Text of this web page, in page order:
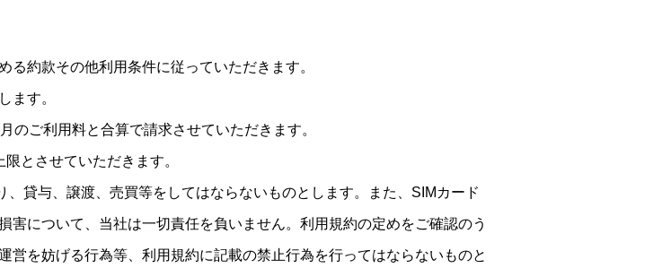
約款その他利用条件に従っていただきます。
ます。
のご利用料と合算で請求させていただきます。
とさせていただきます。
貸与、譲渡、売買等をしてはならないものとします。また、SIMカード
について、当社は一切責任を負いません。利用規約の定めをご確認のう
営を妨げる行為等、利用規約に記載の禁止行為を行ってはならないものと